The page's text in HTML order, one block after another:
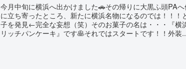
今月中旬に横浜へ出かけました🚗その帰りに大黒ふ頭PA
に立ち寄ったところ、新たに横浜名物になるのでは！！！
子を発見←完全な妄想（笑）そのお菓子の名は・・・『横
リッチパンケーキ』です🥞それではスタートです！！外装